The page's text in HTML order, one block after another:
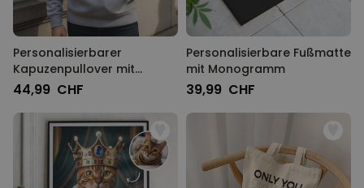
Personalisierbarer
Kapuzenpullover mit
deinem Haustier als Comic
44,99 CHF
Personalisierbare Fußmatte
mit Monogramm
39,99 CHF